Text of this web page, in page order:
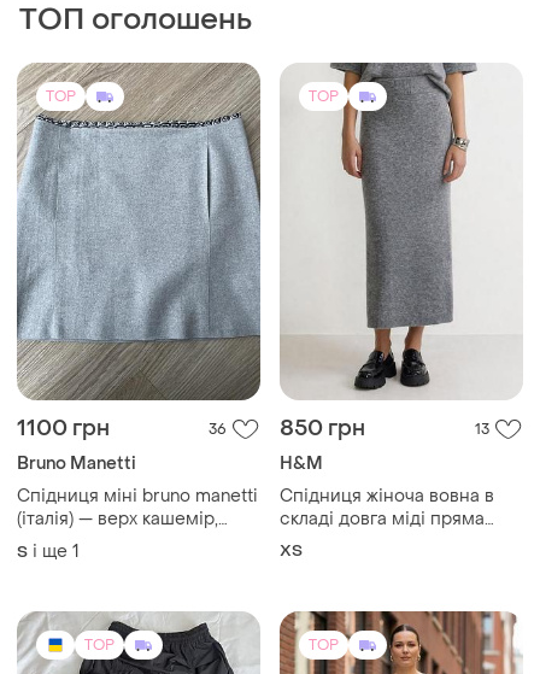
1100 грн 36
Bruno Manetti
Спідниця міні bruno manetti
(італія) — верх кашемір,
підкладка 100% шовк
і ще 1
Спідниця жіноча вовна в
складі довга міді пряма
олівець h&m трикотажна
тепла в'язана xs
ХS
TOP TOP